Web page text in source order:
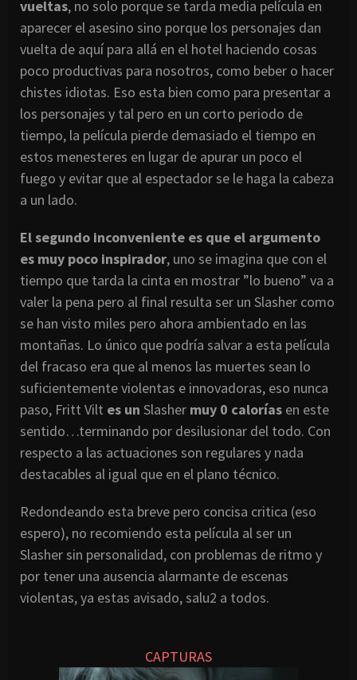
vueltas, no solo porque se tarda media película en
aparecer el asesino sino porque los personajes dan
vuelta de aquí para allá en el hotel haciendo cosas
poco productivas para nosotros, como beber o hacer
chistes idiotas. Eso esta bien como para presentar a
los personajes y tal pero en un corto periodo de
tiempo, la película pierde demasiado el tiempo en
estos menesteres en lugar de apurar un poco el
fuego y evitar que al espectador se le haga la cabeza
a un lado.
El segundo inconveniente es que el argumento
es muy poco inspirador, uno se imagina que con el
tiempo que tarda la cinta en mostrar ”lo bueno” va a
valer la pena pero al final resulta ser un Slasher como
se han visto miles pero ahora ambientado en las
montañas. Lo único que podría salvar a esta película
del fracaso era que al menos las muertes sean lo
suficientemente violentas e innovadoras, eso nunca
paso, Fritt Vilt es un Slasher muy 0 calorías en este
sentido…terminando por desilusionar del todo. Con
respecto a las actuaciones son regulares y nada
destacables al igual que en el plano técnico.
Redondeando esta breve pero concisa critica (eso
espero), no recomiendo esta película al ser un
Slasher sin personalidad, con problemas de ritmo y
por tener una ausencia alarmante de escenas
violentas, ya estas avisado, salu2 a todos.
CAPTURAS